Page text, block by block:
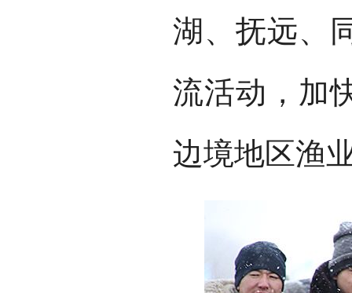
湖、抚远、
流活动，加
边境地区渔